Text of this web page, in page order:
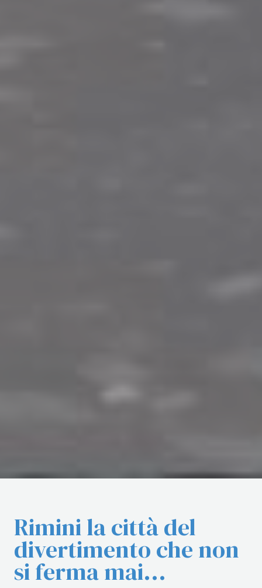
Rimini la città del
divertimento che non
si ferma mai...